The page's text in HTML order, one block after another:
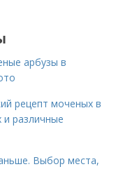
арбузы в
рецепт моченых в
и различные
Выбор места,